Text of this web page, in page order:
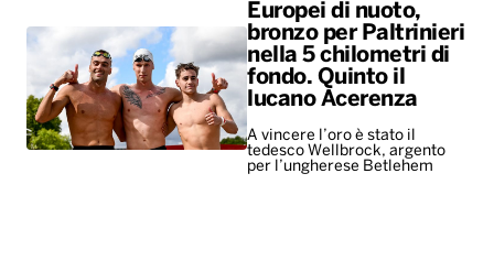
Europei di nuoto,
bronzo per Paltrinieri
nella 5 chilometri di
fondo. Quinto il
lucano Acerenza
A vincere l’oro è stato il
tedesco Wellbrock, argento
per l’ungherese Betlehem